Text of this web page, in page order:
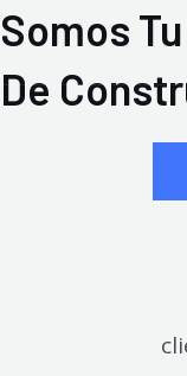
Ir
al
contenido
Somos
De